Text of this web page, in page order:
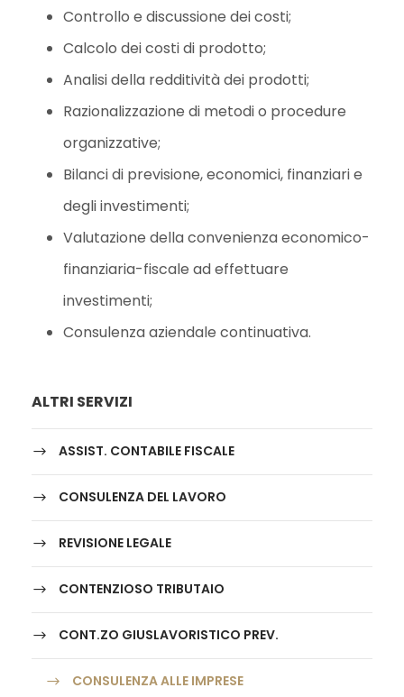
Controllo e discussione dei costi;
Calcolo dei costi di prodotto;
Analisi della redditività dei prodotti;
Razionalizzazione di metodi o procedure
organizzative;
Bilanci di previsione, economici, finanziari e
degli investimenti;
Valutazione della convenienza economico-
finanziaria-fiscale ad effettuare
investimenti;
Consulenza aziendale continuativa.
ALTRI SERVIZI
ASSIST. CONTABILE FISCALE
CONSULENZA DEL LAVORO
REVISIONE LEGALE
CONTENZIOSO TRIBUTAIO
CONT.ZO GIUSLAVORISTICO PREV.
CONSULENZA ALLE IMPRESE